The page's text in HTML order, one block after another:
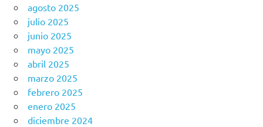
agosto 2025
julio 2025
junio 2025
mayo 2025
abril 2025
marzo 2025
febrero 2025
enero 2025
diciembre 2024